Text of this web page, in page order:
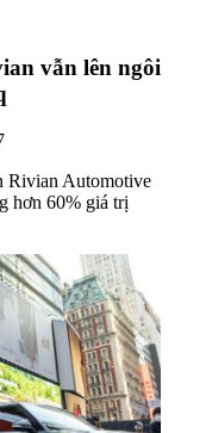
vẫn lên ngôi
Rivian Automotive
hơn 60% giá trị